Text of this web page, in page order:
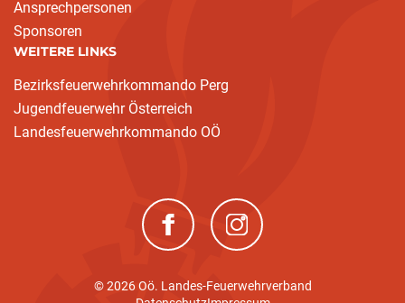
Ansprechpersonen
Sponsoren
WEITERE LINKS
Bezirksfeuerwehrkommando Perg
Jugendfeuerwehr Österreich
Landesfeuerwehrkommando OÖ
(neues Fenster)(neues Fenster)
© 2026 Oö. Landes-Feuerwehrverband